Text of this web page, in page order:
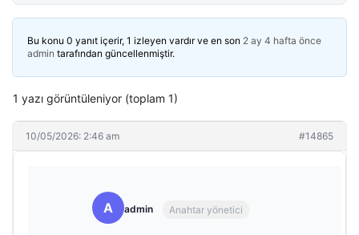
Bu konu 0 yanıt içerir, 1 izleyen vardır ve en son 2 ay 4 hafta önce
admin tarafından güncellenmiştir.
1 yazı görüntüleniyor (toplam 1)
10/05/2026: 2:46 am #14865
A admin Anahtar yönetici